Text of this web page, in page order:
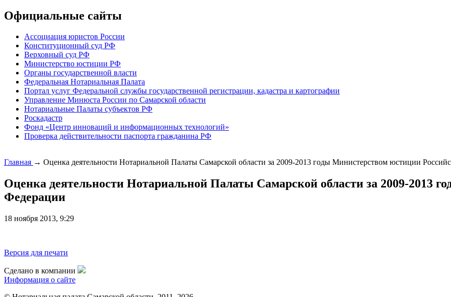
Официальные сайты
Ассоциация юристов России
Конституционный суд РФ
Верховный суд РФ
Министерство юстиции РФ
Органы государственной власти
Федеральная Нотариальная Палата
Портал услуг Федеральной службы государственной регистрации, кадастра и картографии
Управление Минюста России по Самарской области
Нотариальные Палаты субъектов РФ
Роскадастр
Фонд «Центр инноваций и информационных технологий»
Проверка действительности паспорта гражданина РФ
Главная → Оценка деятельности Нотариальной Палаты Самарской области за 2009-2013 годы Министерством юстиции
Оценка деятельности Нотариальной Палаты Самарской области за 2009-2013
Федерации
18 ноября 2013, 9:29
Версия для печати
Сделано в компании
Информация о сайте